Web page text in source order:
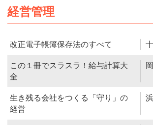
経営管理
改正電子帳簿保存法のすべて
この１冊でスラスラ！給与計算大
全
生き残る会社をつくる「守り」の
経営